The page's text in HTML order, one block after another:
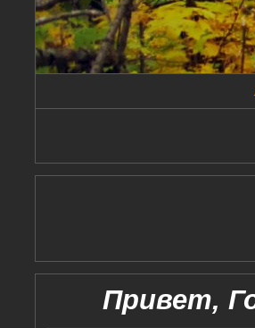
Привет,